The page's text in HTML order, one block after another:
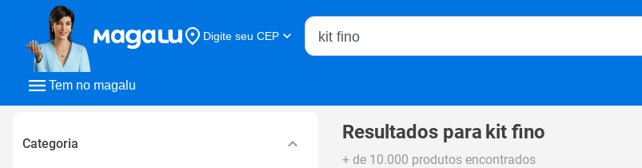
Tem no magalu
Digite seu CEP
Buscar no Magalu
Categoria
Resultados para kit fino
+ de 10.000 produtos encontrados